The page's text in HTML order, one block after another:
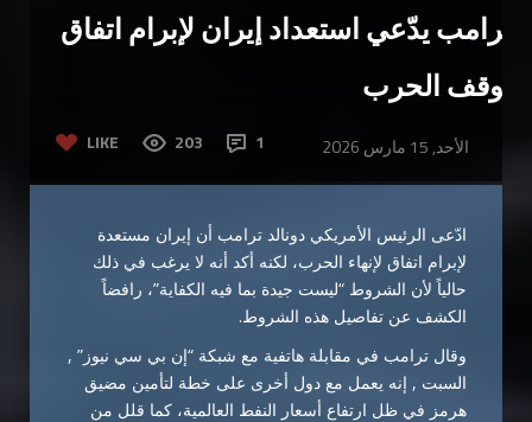
ترامب يدّعي استعداد إيران لإبرام اتفاق
لوقف الحرب
LIKE 203 1 الأحد, 15 مارس 2026
ادّعى الرئيس الأمريكي دونالد ترامب أن إيران مستعدة
لإبرام اتفاق لإنهاء الحرب، لكنه أكد أنه لا يرغب في ذلك
حالياً لأن الشروط “ليست جيدة بما فيه الكفاية”، رافضاً
الكشف عن تفاصيل هذه الشروط.
وقال ترامب في مقابلة هاتفية مع شبكة “إن بي سي نيوز” ,
السبت , إنه يعمل مع دول أخرى على خطة لتأمين مضيق
هرمز في ظل ارتفاع أسعار النفط العالمية، كما قلل من